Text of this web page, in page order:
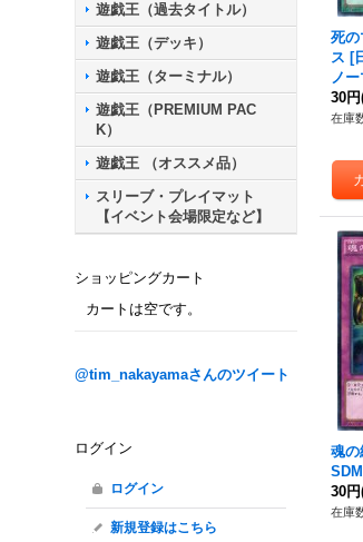
遊戯王（過去タイトル）
遊戯王（デッキ）
遊戯王（ターミナル）
遊戯王（PREMIUM PAC
K）
遊戯王 （オススメ品）
スリーブ・プレイマット
【イベント会場限定など】
ショッピングカート
カートは空です。
@tim_nakayamaさんのツイート
ログイン
ログイン
新規登録はこちら
死の
ス [
ノ
30円
在庫
魂の
30円
在庫